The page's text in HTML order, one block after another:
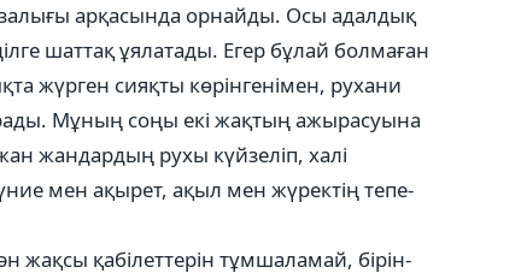
арқасында орнайды. Осы адалдық
шаттақ ұялатады. Егер бұлай болмаған
жүрген сияқты көрінгенімен, рухани
Мұның соңы екі жақтың ажырасуына
жандардың рухы күйзеліп, халі
мен ақырет, ақыл мен жүректің тепе-
жақсы қабілеттерін тұмшаламай, бірін-